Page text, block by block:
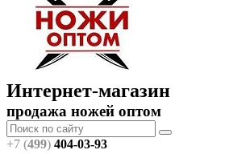
Интернет-магазин
продажа ножей оптом
+7 (499) 404-03-93